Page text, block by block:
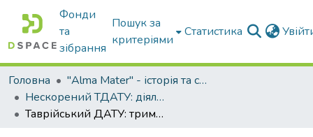
Фонди
та
зібрання
Пошук за
критеріями
Статистика
Головна
"Alma Mater" - історія та сьогодення Університету
Нескорений ТДАТУ: діяльність в умовах війни 2022...
Таврійський ДАТУ: тримаємо освітній фронт.